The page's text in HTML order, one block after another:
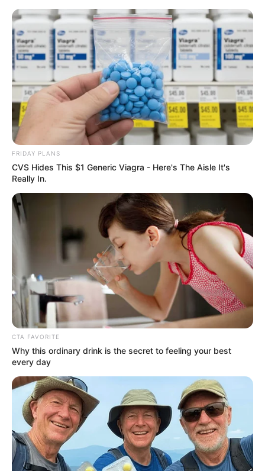
abajur
10 projetos de decoração
para você colocar em
prática agora mesmo
Abajur descolado com tiras
de jornal – aprenda agora
Abajur decorado com linhas
coloridas
Abajur personalizado com
rolhas – artesanato criativo
FRIDAY PLANS
CVS Hides This $1 Generic Viagra - Here's The Aisle It's
Really In.
CTA FAVORITE
Why this ordinary drink is the secret to feeling your best
every day